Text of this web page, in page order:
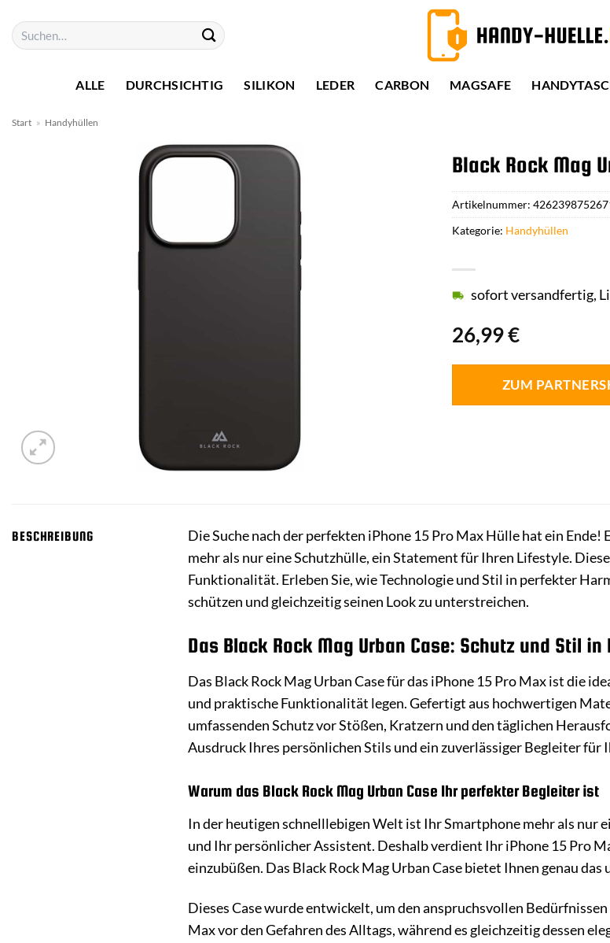
Inhalt
springen
Suchen
nach:
ALLE DURCHSICHTIG SILIKON LEDER CARBON MAGSAFE
Start » Handyhüllen
Black Rock Mag
26,99€
sofort versandfertig,
ZUM
Artikelnummer:
Kategorie: Handyhüllen
BESCHREIBUNG Die Suche nach der perfekten iPhone 15 Pro Max Hülle hat ein Ende!
mehr als nur eine Schutzhülle, ein Statement für Ihren Lifestyle.
Funktionalität. Erleben Sie, wie Technologie und Stil in perfekter
schützen und gleichzeitig seinen Look zu unterstreichen.
Das Black Rock Mag Urban Case: Schutz und Stil
Das Black Rock Mag Urban Case für das iPhone 15 Pro Max ist die
und praktische Funktionalität legen. Gefertigt aus hochwertigen
umfassenden Schutz vor Stößen, Kratzern und den täglichen
Ausdruck Ihres persönlichen Stils und ein zuverlässiger Begleiter für
Warum das Black Rock Mag Urban Case Ihr perfekter Begleiter ist
In der heutigen schnelllebigen Welt ist Ihr Smartphone mehr als
und Ihr persönlicher Assistent. Deshalb verdient Ihr iPhone 15 Pro
einzubüßen. Das Black Rock Mag Urban Case bietet Ihnen genau das
Dieses Case wurde entwickelt, um den anspruchsvollen
Max vor den Gefahren des Alltags, während es gleichzeitig dessen